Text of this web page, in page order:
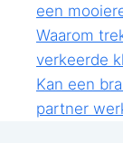
een
Waarom
verkeerde
Kan een
partner